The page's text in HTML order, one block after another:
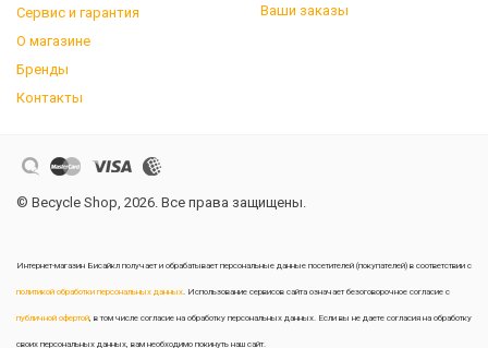
Сервис и гарантия
О магазине
Бренды
Контакты
Ваши заказы
© Becycle Shop, 2026. Все права защищены.
Интернет-магазин Бисайкл получает и обрабатывает персональные данные посетителей (покупателей) в соответствии с
политикой обработки персональных данных. Использование сервисов сайта означает безоговорочное согласие с
публичной офертой, в том числе согласие на обработку персональных данных. Если вы не даете согласия на обработку
своих персональных данных, вам необходимо покинуть наш сайт.